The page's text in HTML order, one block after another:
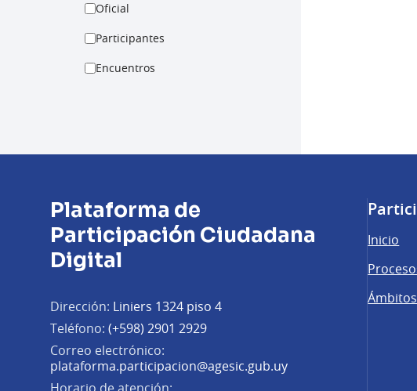
Oficial
Participantes
Encuentros
Plataforma de
Participación Ciudadana
Digital
Dirección: Liniers 1324 piso 4
Teléfono: (+598) 2901 2929
Correo electrónico:
plataforma.participacion@agesic.gub.uy(Abrir en una pestaña
Inicio